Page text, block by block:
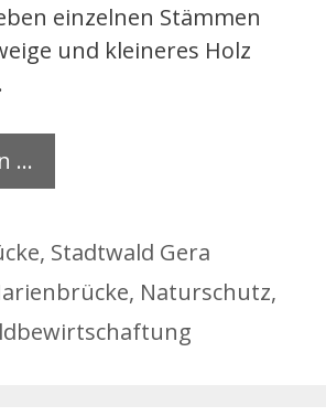
einzelnen Stämmen
und kleineres Holz
…
, Stadtwald Gera
, Naturschutz,